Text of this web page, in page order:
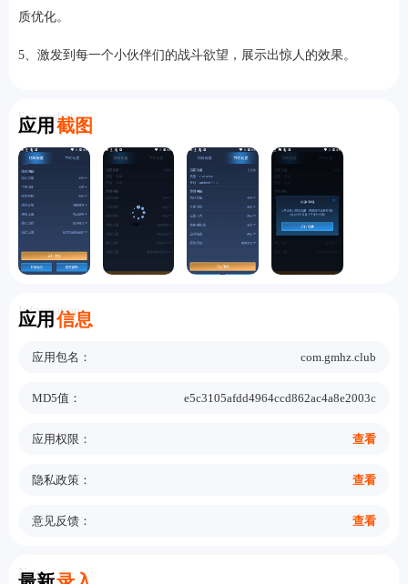
质优化。
5、激发到每一个小伙伴们的战斗欲望，展示出惊人的效果。
应用 截图
Screenshot
应用 信息
Information
应用包名： com.gmhz.club
MD5值： e5c3105afdd4964ccd862ac4a8e2003c
应用权限： 查看
隐私政策： 查看
意见反馈： 查看
New